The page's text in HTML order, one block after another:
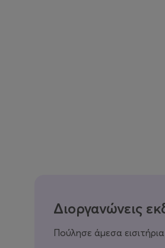
Διοργανώνεις
Πούλησε άμεσα